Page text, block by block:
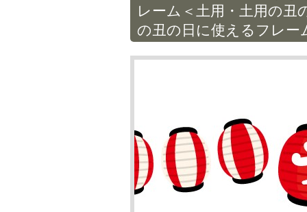
レーム＜土用・土用の丑
の丑の日に使えるフレー